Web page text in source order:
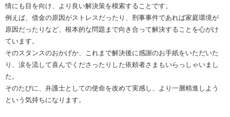
情にも目を向け、より良い解決策を模索することです。
例えば、借金の原因がストレスだったり、刑事事件であれば家庭環境が
原因だったりなど、根本的な問題まで向き合って解決することを心がけ
ています。
そのスタンスのおかげか、これまで解決後に感謝のお手紙をいただいた
り、涙を流して喜んでくださったりした依頼者さまもいらっしゃいまし
た。
そのたびに、弁護士としての使命を改めて実感し、より一層精進しよう
という気持ちになります。